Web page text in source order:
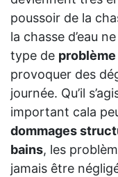
poussoir de la
la chasse d’eau
type de problème
provoquer des
journée. Qu’il
important cala
dommages
bains, les
jamais être